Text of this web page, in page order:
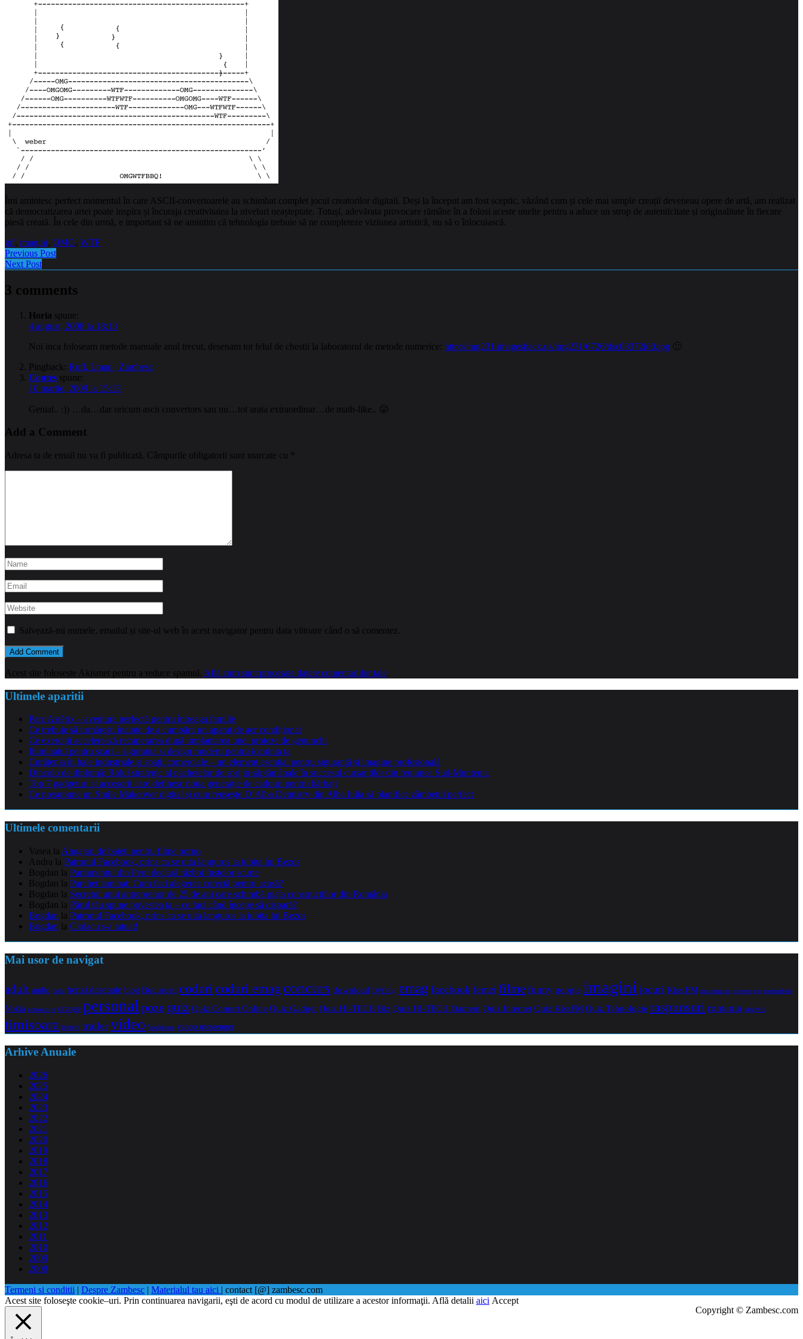
Îmi amintesc perfect momentul în care ASCII-convertoarele au schimbat complet jocul creatorilor digitali. Deși la început am fost sceptic, văzând cum și cele mai simple creații deveneau opere de artă, am realizat
că democratizarea artei poate inspira și încuraja creativitatea la niveluri neașteptate. Totuși, adevărata provocare rămâne în a folosi aceste unelte pentru a aduce un strop de autenticitate și originalitate în fiecare
piesă creată. În cele din urmă, e important să ne amintim că tehnologia trebuie să ne completeze viziunea artistică, nu să o înlocuiască.
gif, imagini, OMG, WTF
Previous Post
Next Post
3 comments
Horia spune:
4 august, 2008 la 18:13
Noi inca foloseam metode manuale anul trecut, desenam tot felul de chestii la laboratorul de metode numerice: http://img231.imageshack.us/img231/6726/dsc03372kl0.jpg 🙂
Pingback: Rofl, Lmao | Zambesc
Contes spune:
10 martie, 2009 la 15:13
Genial.. :)) …da…dar oricum ascii convertors sau nu…tot arata extraordinar…de math-like.. 😛
Add a Comment
Adresa ta de email nu va fi publicată. Câmpurile obligatorii sunt marcate cu
Salvează-mi numele, emailul și site-ul web în acest navigator pentru data viitoare când o să comentez.
Acest site folosește Akismet pentru a reduce spamul. Află cum sunt procesate datele comentariilor tale
Ultimele aparitii
Parc Astérix – aventura perfectă pentru întreaga familie
Ce trebuie să urmărești înainte de a cumpăra un aparat de aer condiționat
Ce exerciții accelerează recuperarea după implantarea unei proteze de genunchi
Iluminatul pentru scari – siguranta si design modern pentru locuinta ta
Curățenia în hale industriale și spații comerciale – un element esențial pentru siguranță și imagine profesională
Dincolo de diplomă: Rolul strategic al pachetelor de sprijin săptămânale în succesul cursanților din regiunea Sud-Muntenia
Top 7 gadgeturi și accesorii care definesc noua generație de cadouri pentru bărbați
Ce presupune un Smile Makeover digital și cum reușește D’Alba Dentistry din Alba Iulia să planifice zâmbetul perfect
Ultimele comentarii
Vasea la Angajari de baieti pentru filme porno
Andra la Patronul Facebook, prins ca se uita languros la iubita lui Bezos
Bogdan la Parlamentul din Peru declară război fustelor scurte
Bogdan la Parchet laminat: Cum faci alegerea corectă pentru acasă?
Bogdan la Secretul unui antreprenor de 25 de ani care schimbă piața construcțiilor din România
Bogdan la Părul tău spune povestea ta – ce faci când începe să dispară?
Bogdan la Patronul Facebook, prins ca se uita languros la iubita lui Bezos
Bogdan la Ciolacu s-a tatuat!
Mai usor de navigat
adult audio bani benzi desenate blog Bucuresti coduricoduri emag concurs download DVDRip emag facebook femei filme funny google imagini jocuri Kiss FM maramures messenger noiembrie
Nokia octombrie orange personal pozequiz Quiz Comert Online Quiz Gadget Quiz HI-TECH Biz Quiz HI-TECH Oameni Quiz Internet Quiz KissFM Quiz Tehnologie raspunsuri romania sugestii
timisoara torrent trailer video Vodafone yahoo messenger
Arhive Anuale
2026
2025
2024
2023
2022
2021
2020
2019
2018
2017
2016
2015
2014
2013
2012
2011
2010
2009
2008
Termeni si conditii | Despre Zambesc | Materialul tau aici | contact [@] zambesc.com
Copyright © Zambesc.com
Acest site foloseşte cookie–uri. Prin continuarea navigarii, eşti de acord cu modul de utilizare a acestor informaţii. Află detalii aici Accept